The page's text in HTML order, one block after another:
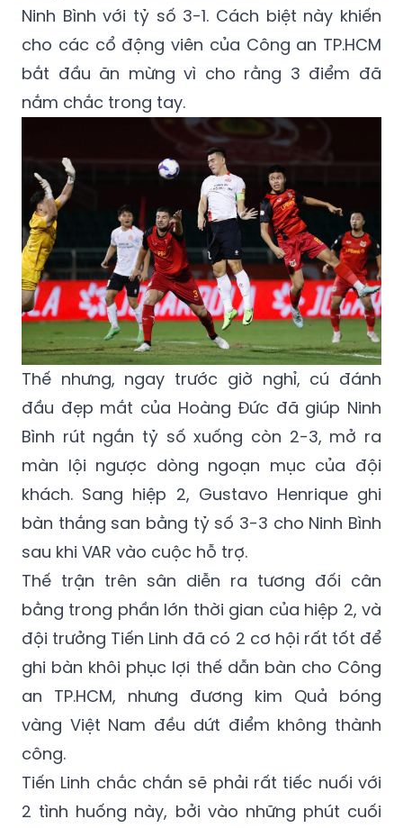
Ninh Bình với tỷ số 3-1. Cách biệt này khiến
cho các cổ động viên của Công an TP.HCM
bắt đầu ăn mừng vì cho rằng 3 điểm đã
nắm chắc trong tay.
Thế nhưng, ngay trước giờ nghỉ, cú đánh
đầu đẹp mắt của Hoàng Đức đã giúp Ninh
Bình rút ngắn tỷ số xuống còn 2-3, mở ra
màn lội ngược dòng ngoạn mục của đội
khách. Sang hiệp 2, Gustavo Henrique ghi
bàn thắng san bằng tỷ số 3-3 cho Ninh Bình
sau khi VAR vào cuộc hỗ trợ.
Thế trận trên sân diễn ra tương đối cân
bằng trong phần lớn thời gian của hiệp 2, và
đội trưởng Tiến Linh đã có 2 cơ hội rất tốt để
ghi bàn khôi phục lợi thế dẫn bàn cho Công
an TP.HCM, nhưng đương kim Quả bóng
vàng Việt Nam đều dứt điểm không thành
công.
Tiến Linh chắc chắn sẽ phải rất tiếc nuối với
2 tình huống này, bởi vào những phút cuối